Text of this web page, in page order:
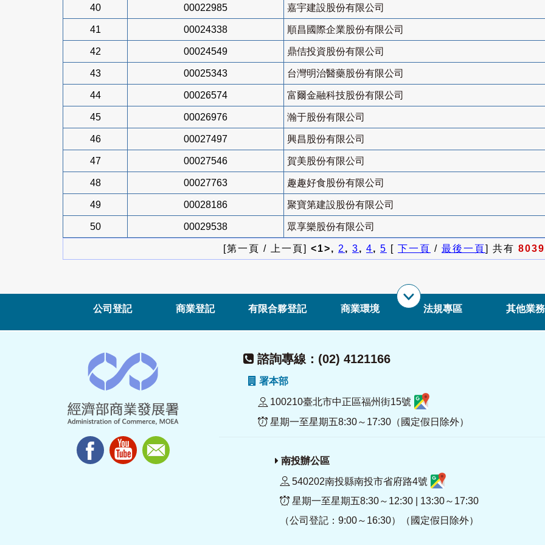
40 00022985 嘉宇建設股份有限公司
41 00024338 順昌國際企業股份有限公司
42 00024549 鼎佶投資股份有限公司
43 00025343 台灣明治醫藥股份有限公司
44 00026574 富爾金融科技股份有限公司
45 00026976 瀚于股份有限公司
46 00027497 興昌股份有限公司
47 00027546 賀美股份有限公司
48 00027763 趣趣好食股份有限公司
49 00028186 聚寶第建設股份有限公司
50 00029538 眾享樂股份有限公司
[第一頁 / 上一頁] <1>, 2, 3, 4, 5 [ 下一頁 / 最後一頁] 共有 8039
公司登記 商業登記 有限合夥登記 商業環境 法規專區 其他業務
諮詢專線：(02) 4121166
署本部
100210臺北市中正區福州街15號
星期一至星期五8:30～17:30（國定假日除外）
南投辦公區
540202南投縣南投市省府路4號
星期一至星期五8:30～12:30 | 13:30～17:30
（公司登記：9:00～16:30）（國定假日除外）